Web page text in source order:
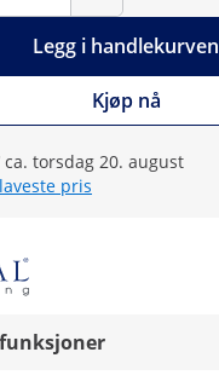
Legg i handlekurven
Kjøp nå
ca. torsdag 20. august
pris